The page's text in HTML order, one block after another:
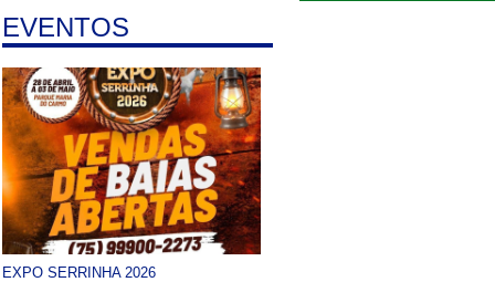
EVENTOS
EXPO SERRINHA 2026